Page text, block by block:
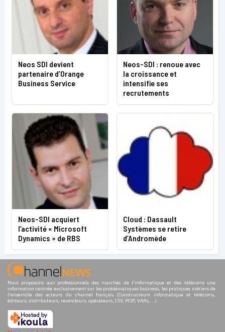
Neos SDI devient
partenaire d’Orange
Business Service
Neos-SDI : renoue avec
la croissance et
intensifie ses
recrutements
Neos-SDI acquiert
l’activité « Microsoft
Dynamics » de RBS
Cloud : Dassault
Systèmes se retire
d’Andromède
Nous proposons aux professionnels des marchés de l'informatique et des télécoms une
information centrée exclusivement sur les problématiques business, les pratiques métiers de
l'ensemble des acteurs du channel français (Constructeurs informatique et télécoms,
éditeurs, distributeurs, revendeurs, opérateurs, ISV, MSP, VARs,...)